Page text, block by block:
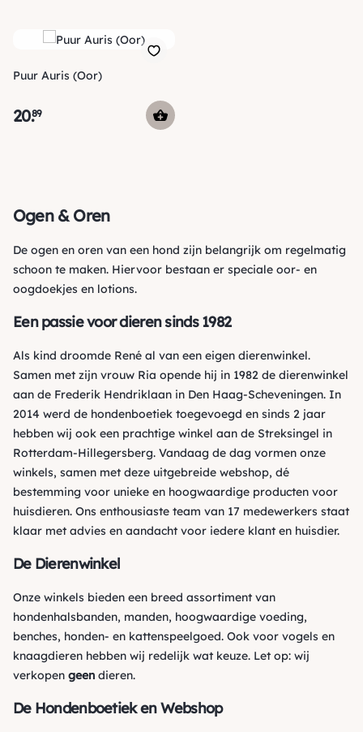
Puur Auris (Oor)
20.89
Ogen & Oren
De ogen en oren van een hond zijn belangrijk om regelmatig
schoon te maken. Hiervoor bestaan er speciale oor- en
oogdoekjes en lotions.
Een passie voor dieren sinds 1982
Als kind droomde René al van een eigen dierenwinkel.
Samen met zijn vrouw Ria opende hij in 1982 de dierenwinkel
aan de Frederik Hendriklaan in Den Haag-Scheveningen. In
2014 werd de hondenboetiek toegevoegd en sinds 2 jaar
hebben wij ook een prachtige winkel aan de Streksingel in
Rotterdam-Hillegersberg. Vandaag de dag vormen onze
winkels, samen met deze uitgebreide webshop, dé
bestemming voor unieke en hoogwaardige producten voor
huisdieren. Ons enthousiaste team van 17 medewerkers staat
klaar met advies en aandacht voor iedere klant en huisdier.
De Dierenwinkel
Onze winkels bieden een breed assortiment van
hondenhalsbanden, manden, hoogwaardige voeding,
benches, honden- en kattenspeelgoed. Ook voor vogels en
knaagdieren hebben wij redelijk wat keuze. Let op: wij
verkopen geen dieren.
De Hondenboetiek en Webshop